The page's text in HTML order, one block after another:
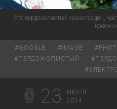
Это пердожопистый хренопердин,
#GOOGLE # IMAGE #
# ПЕРДОЖОПИСТЫЙ #
#
23
ИЮНЯ
2014